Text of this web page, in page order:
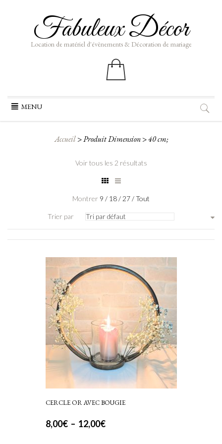
Fabuleux Décor
Location de matériel d'évènements & Décoration de mariage
Aller
contenu
MENU
Accueil>Produit Dimension>40 cm;
Voir tous les 2 résultats
Montrer 9 / 18/ 27/Tout
Trier par Tri par défaut
CERCLE OR AVEC BOUGIE
8,00€ – 12,00€Plage